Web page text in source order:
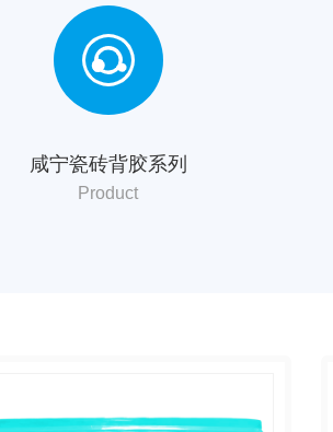
咸宁瓷砖背胶系列
Product